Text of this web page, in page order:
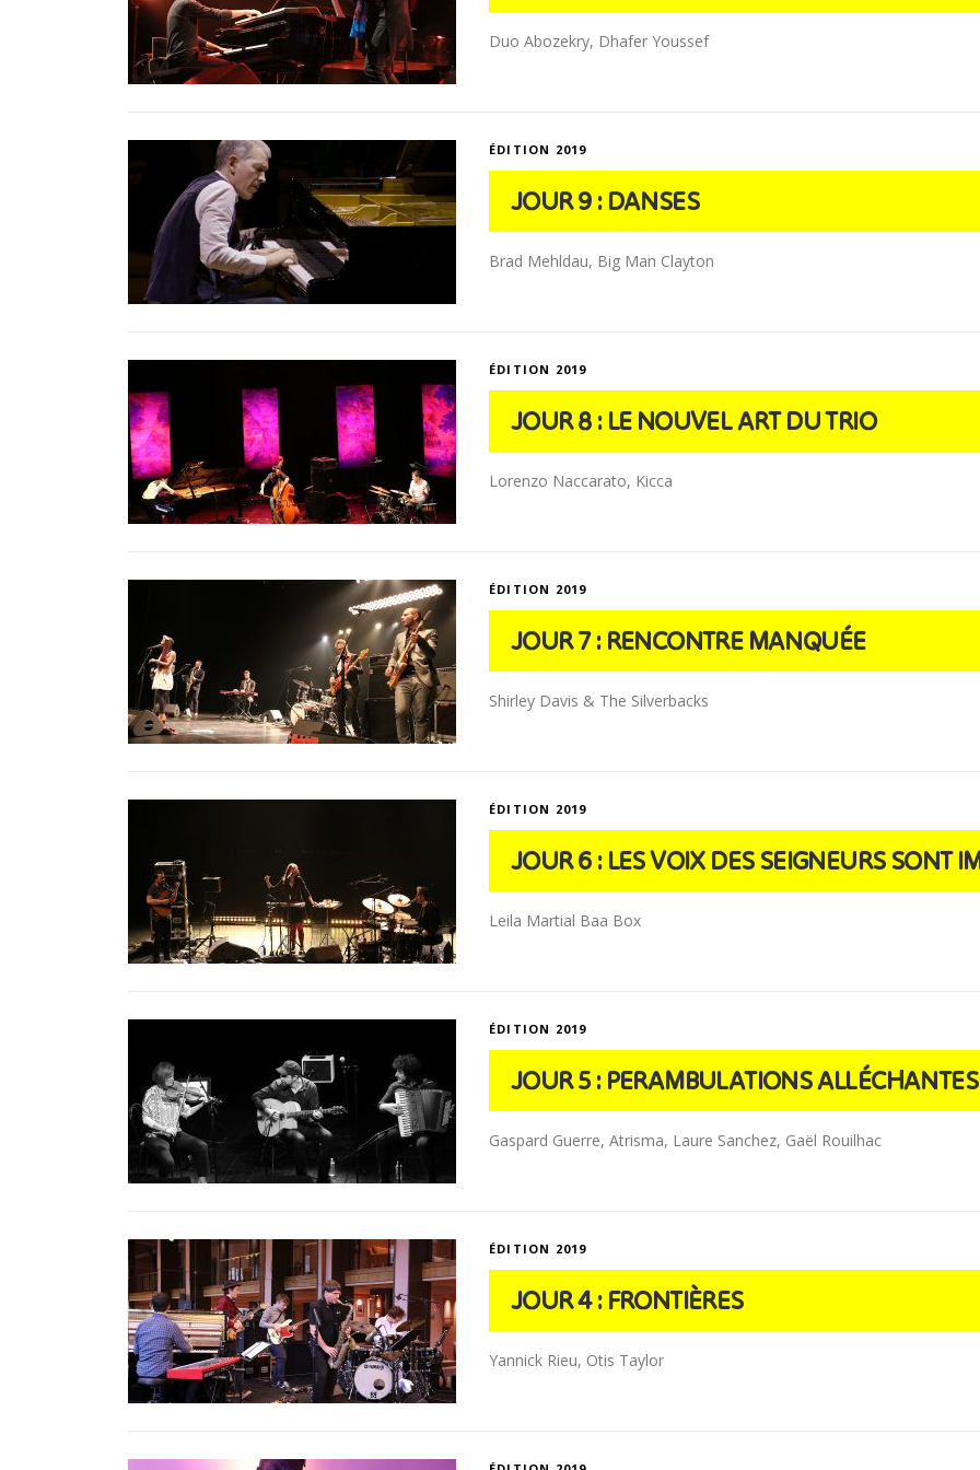
Duo Abozekry, Dhafer Youssef
ÉDITION 2019
JOUR 9 : DANSES
Brad Mehldau, Big Man Clayton
ÉDITION 2019
JOUR 8 : LE NOUVEL ART DU TRIO
Lorenzo Naccarato, Kicca
ÉDITION 2019
JOUR 7 : RENCONTRE MANQUÉE
Shirley Davis & The Silverbacks
ÉDITION 2019
JOUR 6 : LES VOIX DES SEIGNEURS SONT
Leila Martial Baa Box
ÉDITION 2019
JOUR 5 : PERAMBULATIONS ALLÉCHANTES
Gaspard Guerre, Atrisma, Laure Sanchez, Gaël Rouilhac
ÉDITION 2019
JOUR 4 : FRONTIÈRES
Yannick Rieu, Otis Taylor